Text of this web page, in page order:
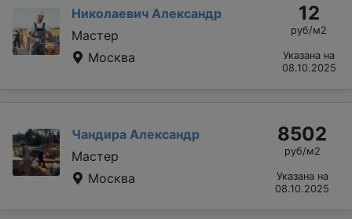
Николаевич Александр
Мастер
Москва
12
руб/м2
Указана на
08.10.2025
Чандира Александр
Мастер
Москва
8502
руб/м2
Указана на
08.10.2025